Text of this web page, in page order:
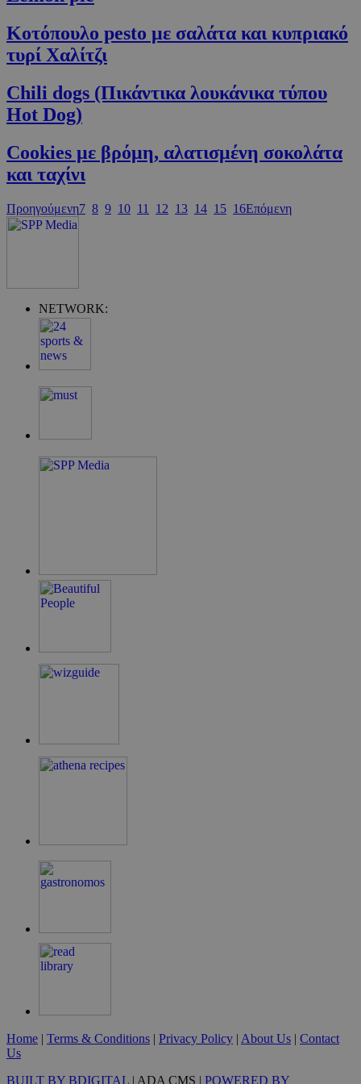
Κοτόπουλο pesto με σαλάτα και κυπριακό
τυρί Xαλίτζι
Chili dogs (Πικάντικα λουκάνικα τύπου
Hot Dog)
Cookies με βρόμη, αλατισμένη σοκολάτα
και ταχίνι
Προηγούμενη7 8 9 10 11 12 13 14 15 16Επόμενη
NETWORK:
Home | Terms & Conditions | Privacy Policy | About Us | Contact
Us
BUILT BY BDIGITAL | ADA CMS | POWERED BY